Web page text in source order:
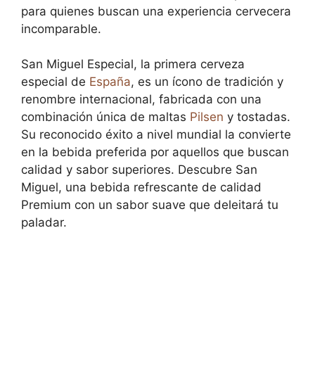
para quienes buscan una experiencia cervecera
incomparable.
San Miguel Especial, la primera cerveza
especial de España, es un ícono de tradición y
renombre internacional, fabricada con una
combinación única de maltas Pilsen y tostadas.
Su reconocido éxito a nivel mundial la convierte
en la bebida preferida por aquellos que buscan
calidad y sabor superiores. Descubre San
Miguel, una bebida refrescante de calidad
Premium con un sabor suave que deleitará tu
paladar.